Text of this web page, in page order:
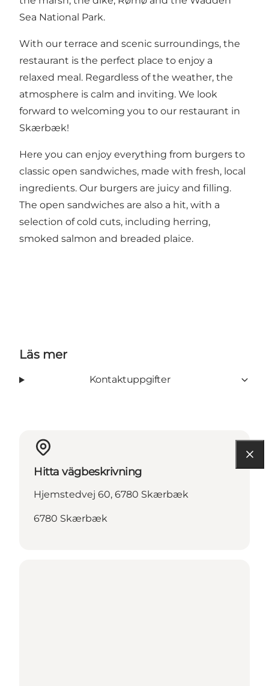
Sea National Park.
With our terrace and scenic surroundings, the
restaurant is the perfect place to enjoy a
relaxed meal. Regardless of the weather, the
atmosphere is calm and inviting. We look
forward to welcoming you to our restaurant in
Skærbæk!
Here you can enjoy everything from burgers to
classic open sandwiches, made with fresh, local
ingredients. Our burgers are juicy and filling.
The open sandwiches are also a hit, with a
selection of cold cuts, including herring,
smoked salmon and breaded plaice.
Läs mer
Kontaktuppgifter
Hitta vägbeskrivning
Hjemstedvej 60, 6780 Skærbæk
6780 Skærbæk